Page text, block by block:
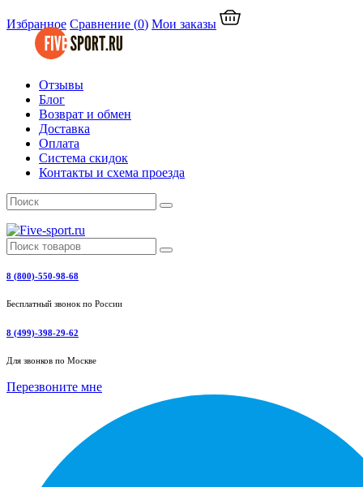
Избранное Сравнение (0) Мои заказы
Отзывы
Блог
Возврат и обмен
Доставка
Оплата
Система скидок
Контакты и схема проезда
8 (800)-550-98-68
Бесплатный звонок по России
8 (499)-398-29-62
Для звонков по Москве
Перезвоните мне